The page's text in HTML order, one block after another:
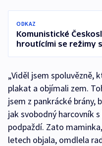
ODKAZ
Komunistické
hroutícími se režimy
„Viděl jsem spoluvězně,
plakat a objímali zem.
jsem z pankrácké brány,
jak svobodný harcovník
podpaždí. Zato
letech objala, omdlela